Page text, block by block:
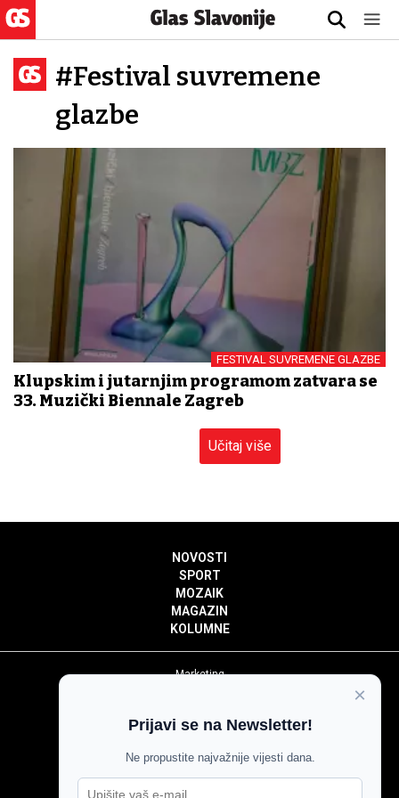
#Festival suvremene
glazbe
FESTIVAL SUVREMENE GLAZBE
Klupskim i jutarnjim programom zatvara se
33. Muzički Biennale Zagreb
Učitaj više
NOVOSTI
SPORT
MOZAIK
MAGAZIN
KOLUMNE
Marketing
Impressum
Pravila komentiranja
Agroglas
×
Prijavi se na Newsletter!
Ne propustite najvažnije vijesti dana.